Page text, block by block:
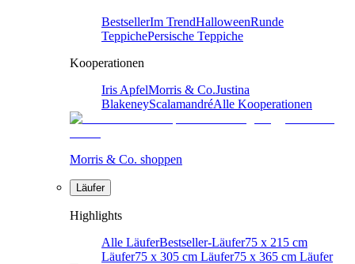
BestsellerIm TrendHalloweenRunde
TeppichePersische Teppiche
Kooperationen
Iris ApfelMorris & Co.Justina
BlakeneyScalamandréAlle Kooperationen
Morris & Co. shoppen
Läufer
Highlights
Alle LäuferBestseller-Läufer75 x 215 cm
Läufer75 x 305 cm Läufer75 x 365 cm Läufer